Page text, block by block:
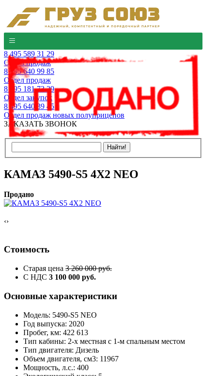
8 495 589 31 29
Отдел продаж
8 495 640 99 85
Отдел продаж
8 495 181 73 29
Отдел закупок
8 495 640 39 45
Отдел продаж новых полуприцепов
ЗАКАЗАТЬ ЗВОНОК
КАМАЗ 5490-S5 4Х2 NEO
Продано
‹›
Стоимость
Старая цена 3 260 000 руб.
С НДС 3 100 000 руб.
Основные характеристики
Модель: 5490-S5 NEO
Год выпуска: 2020
Пробег, км: 422 613
Тип кабины: 2-х местная с 1-м спальным местом
Тип двигателя: Дизель
Объем двигателя, см3: 11967
Мощность, л.с.: 400